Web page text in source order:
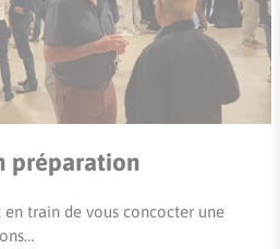
préparation
en train de vous concocter une